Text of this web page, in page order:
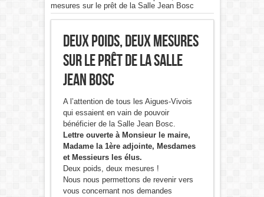
mesures sur le prêt de la Salle Jean Bosc
Deux poids, deux mesures
sur le prêt de la Salle
Jean Bosc
A l’attention de tous les Aigues-Vivois
qui essaient en vain de pouvoir
bénéficier de la Salle Jean Bosc.
Lettre ouverte à Monsieur le maire,
Madame la 1ère adjointe, Mesdames
et Messieurs les élus.
Deux poids, deux mesures !
Nous nous permettons de revenir vers
vous concernant nos demandes